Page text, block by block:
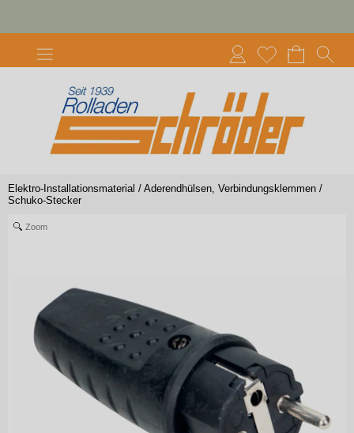
Elektro-Installationsmaterial / Aderendhülsen, Verbindungsklemmen /
Schuko-Stecker
Zoom